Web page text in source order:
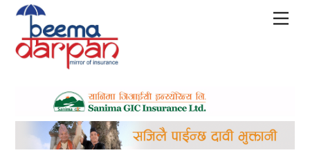
Skip
content